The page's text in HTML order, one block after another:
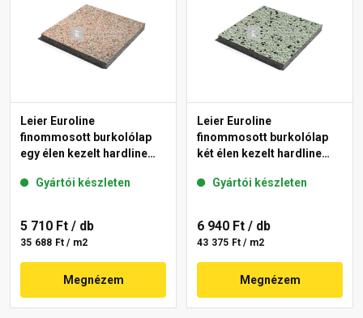
Leier Euroline
finommosott burkolólap
egy élen kezelt hardline
Gyártói készleten
5 710 Ft / db
35 688 Ft / m2
Megnézem
Leier Euroline
finommosott burkolólap
két élen kezelt hardline
Gyártói készleten
6 940 Ft / db
43 375 Ft / m2
Megnézem